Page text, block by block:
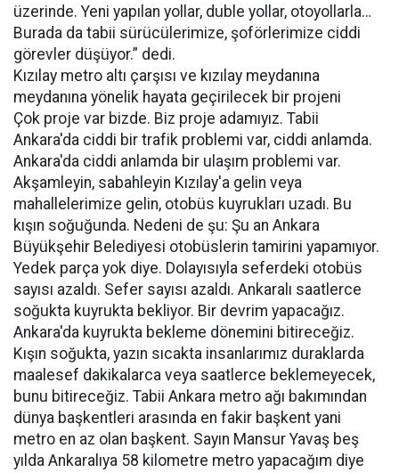
üzerinde. Yeni yapılan yollar, duble yollar, otoyollarla…
Burada da tabii sürücülerimize, şoförlerimize ciddi
görevler düşüyor.” dedi.
Kızılay metro altı çarşısı ve kızılay meydanına
meydanına yönelik hayata geçirilecek bir projeni
Çok proje var bizde. Biz proje adamıyız. Tabii
Ankara'da ciddi bir trafik problemi var, ciddi anlamda.
Ankara'da ciddi anlamda bir ulaşım problemi var.
Akşamleyin, sabahleyin Kızılay'a gelin veya
mahallelerimize gelin, otobüs kuyrukları uzadı. Bu
kışın soğuğunda. Nedeni de şu: Şu an Ankara
Büyükşehir Belediyesi otobüslerin tamirini yapamıyor.
Yedek parça yok diye. Dolayısıyla seferdeki otobüs
sayısı azaldı. Sefer sayısı azaldı. Ankaralı saatlerce
soğukta kuyrukta bekliyor. Bir devrim yapacağız.
Ankara'da kuyrukta bekleme dönemini bitireceğiz.
Kışın soğukta, yazın sıcakta insanlarımız duraklarda
maalesef dakikalarca veya saatlerce beklemeyecek,
bunu bitireceğiz. Tabii Ankara metro ağı bakımından
dünya başkentleri arasında en fakir başkent yani
metro en az olan başkent. Sayın Mansur Yavaş beş
yılda Ankaralıya 58 kilometre metro yapacağım diye